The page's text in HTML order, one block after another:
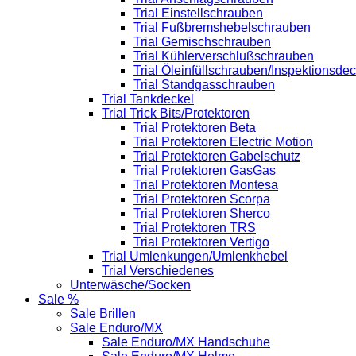
Trial Einstellschrauben
Trial Fußbremshebelschrauben
Trial Gemischschrauben
Trial Kühlerverschlußschrauben
Trial Öleinfüllschrauben/
Trial Standgasschrauben
Trial Tankdeckel
Trial Trick Bits/Protektoren
Trial Protektoren Beta
Trial Protektoren Electric Motion
Trial Protektoren Gabelschutz
Trial Protektoren GasGas
Trial Protektoren Montesa
Trial Protektoren Scorpa
Trial Protektoren Sherco
Trial Protektoren TRS
Trial Protektoren Vertigo
Trial Umlenkungen/Umlenkhebel
Trial Verschiedenes
Unterwäsche/Socken
Sale %
Sale Brillen
Sale Enduro/MX
Sale Enduro/MX Handschuhe